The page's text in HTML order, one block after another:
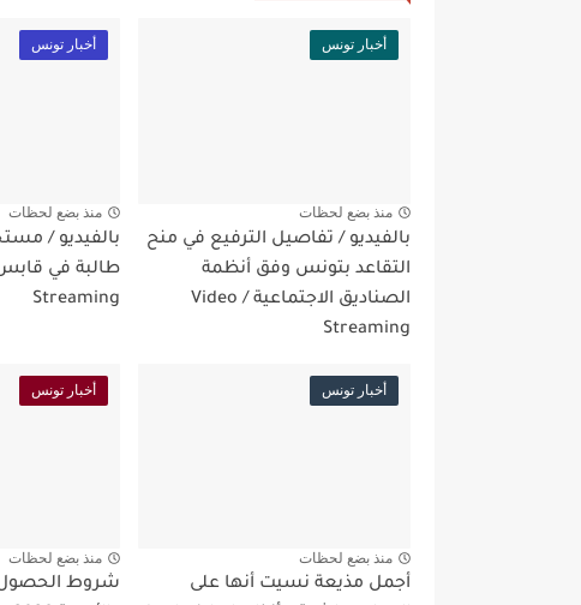
أخبار تونس
منذ بضع لحظات
بالفيديو / تفاصيل الترفيع في منح
التقاعد بتونس وفق أنظمة
الصناديق الاجتماعية / Video
Streaming
أخبار تونس
منذ بضع لحظات
بالفيديو /
Streaming
أخبار تونس
منذ بضع لحظات
أجمل مذيعة نسيت أنها على
أخبار تونس
منذ بضع لحظات
شروط